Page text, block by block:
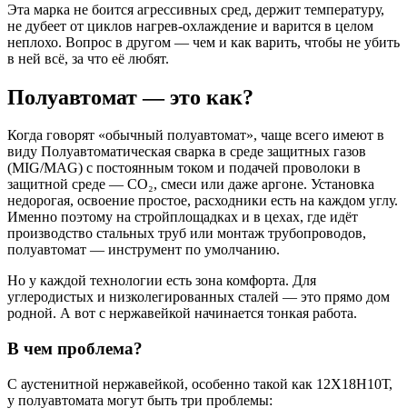
Эта марка не боится агрессивных сред, держит температуру,
не дубеет от циклов нагрев-охлаждение и варится в целом
неплохо. Вопрос в другом — чем и как варить, чтобы не убить
в ней всё, за что её любят.
Полуавтомат — это как?
Когда говорят «обычный полуавтомат», чаще всего имеют в
виду Полуавтоматическая сварка в среде защитных газов
(MIG/MAG) с постоянным током и подачей проволоки в
защитной среде — CO₂, смеси или даже аргоне. Установка
недорогая, освоение простое, расходники есть на каждом углу.
Именно поэтому на стройплощадках и в цехах, где идёт
производство стальных труб или монтаж трубопроводов,
полуавтомат — инструмент по умолчанию.
Но у каждой технологии есть зона комфорта. Для
углеродистых и низколегированных сталей — это прямо дом
родной. А вот с нержавейкой начинается тонкая работа.
В чем проблема?
С аустенитной нержавейкой, особенно такой как 12Х18Н10Т,
у полуавтомата могут быть три проблемы: